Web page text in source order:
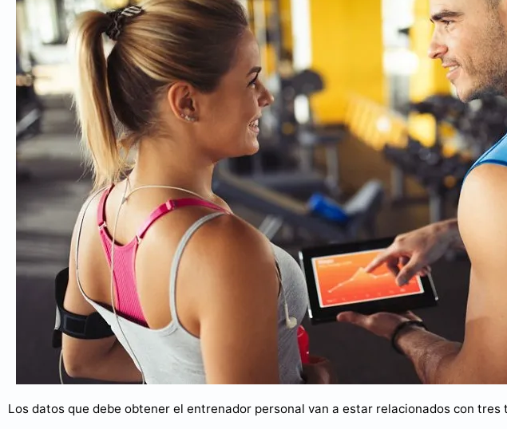
Los datos que debe obtener el entrenador personal van a estar relacionados con